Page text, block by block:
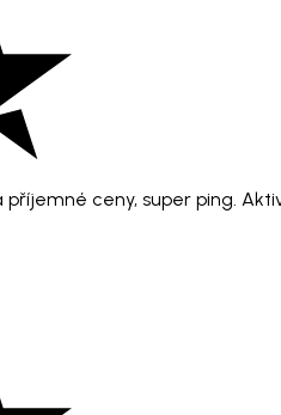
příjemné ceny, super ping.